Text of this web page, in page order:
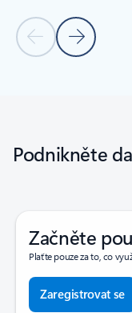
Předchozí snímek
Další
Podnikněte
Začněte
Plaťte pouze za to, co
Zaregistrovat se